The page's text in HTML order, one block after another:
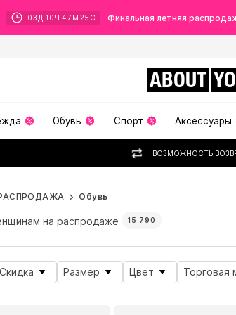
03 Д 10 Ч 47 М 22 С Финальная летняя
ABOUT
Обувь Спорт Аксессуары
ВОЗМОЖНОСТЬ
Обувь
на распродаже 15 790
Скидка Размер Цвет Торговая